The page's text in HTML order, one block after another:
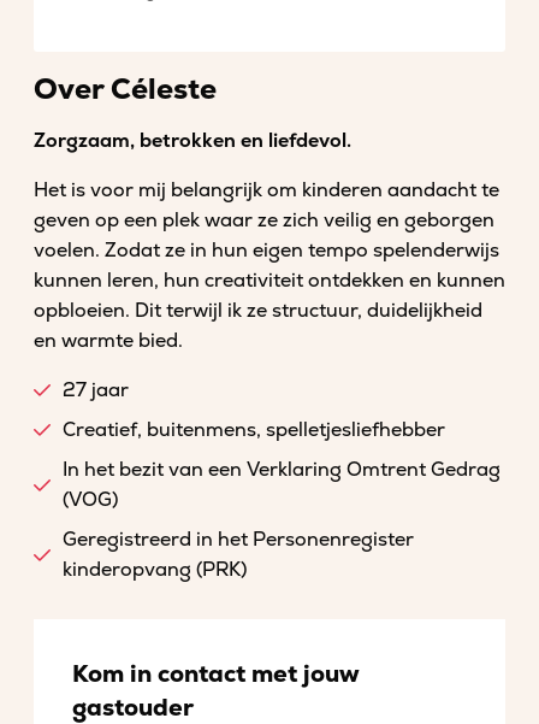
Over Céleste
Zorgzaam, betrokken en liefdevol.
Het is voor mij belangrijk om kinderen aandacht te
geven op een plek waar ze zich veilig en geborgen
voelen. Zodat ze in hun eigen tempo spelenderwijs
kunnen leren, hun creativiteit ontdekken en kunnen
opbloeien. Dit terwijl ik ze structuur, duidelijkheid
en warmte bied.
27 jaar
Creatief, buitenmens, spelletjesliefhebber
In het bezit van een Verklaring Omtrent Gedrag
(VOG)
Geregistreerd in het Personenregister
kinderopvang (PRK)
Kom in contact met jouw
gastouder